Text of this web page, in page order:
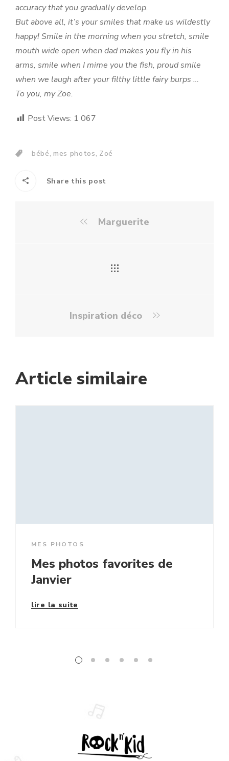
accuracy that you gradually develop.
But above all, it’s your smiles that make us wildestly
happy! Smile in the morning when you stretch, smile
mouth wide open when dad makes you fly in his
arms, smile when I mime you the fish, proud smile
when we laugh after your filthy little fairy burps …
To you, my Zoe.
Post Views: 1 067
bébé, mes photos, Zoé
Share this post
Marguerite
Inspiration déco
Article similaire
MES PHOTOS
Mes photos favorites de
Janvier
lire la suite